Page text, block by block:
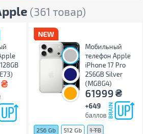
(361 товар)
₴
Мобильный
телефон Apple
iPhone 17 Pro
256GB Silver
(MG8G4)
61999₴
+649
баллов
256 Gb 512 Gb 1 TB